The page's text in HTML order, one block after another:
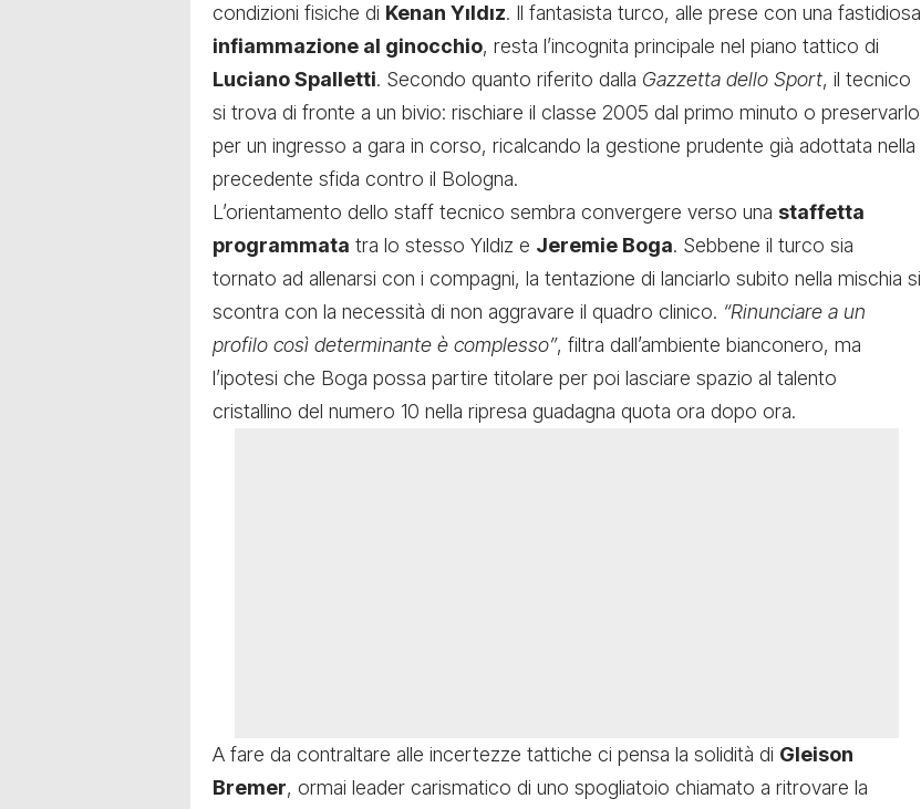
condizioni fisiche di Kenan Yıldız. Il fantasista turco, alle prese con una fastidiosa
infiammazione al ginocchio, resta l’incognita principale nel piano tattico di
Luciano Spalletti. Secondo quanto riferito dalla Gazzetta dello Sport, il tecnico
si trova di fronte a un bivio: rischiare il classe 2005 dal primo minuto o preservarlo
per un ingresso a gara in corso, ricalcando la gestione prudente già adottata nella
precedente sfida contro il Bologna.
L’orientamento dello staff tecnico sembra convergere verso una staffetta
programmata tra lo stesso Yıldız e Jeremie Boga. Sebbene il turco sia
tornato ad allenarsi con i compagni, la tentazione di lanciarlo subito nella mischia si
scontra con la necessità di non aggravare il quadro clinico. “Rinunciare a un
profilo così determinante è complesso”, filtra dall’ambiente bianconero, ma
l’ipotesi che Boga possa partire titolare per poi lasciare spazio al talento
cristallino del numero 10 nella ripresa guadagna quota ora dopo ora.
A fare da contraltare alle incertezze tattiche ci pensa la solidità di Gleison
Bremer, ormai leader carismatico di uno spogliatoio chiamato a ritrovare la